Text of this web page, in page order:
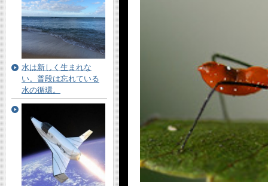
水は新しく生まれな
い。普段は忘れている
水の循環。